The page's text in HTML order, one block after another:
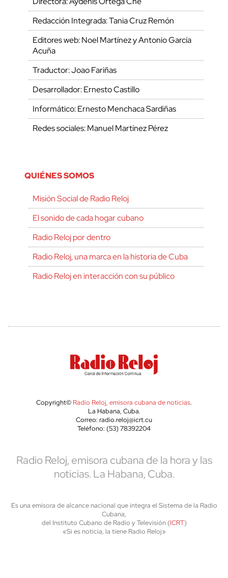
Redacción Integrada: Tania Cruz Remón
Editores web: Noel Martínez y Antonio García
Acuña
Traductor: Joao Fariñas
Desarrollador: Ernesto Castillo
Informático: Ernesto Menchaca Sardiñas
Redes sociales: Manuel Martínez Pérez
QUIÉNES SOMOS
Misión Social de Radio Reloj
El sonido de cada hogar cubano
Radio Reloj por dentro
Radio Reloj, una marca en la historia de Cuba
Radio Reloj en interacción con su público
Copyright© Radio Reloj, emisora cubana de noticias.
La Habana, Cuba.
Correo: radio.reloj@icrt.cu
Teléfono: (53) 78392204
Radio Reloj, emisora cubana de la hora y las
noticias. La Habana, Cuba.
Es una emisora de alcance nacional que integra el Sistema de la Radio
Cubana,
del Instituto Cubano de Radio y Televisión (ICRT)
«Si es noticia, la tiene Radio Reloj»